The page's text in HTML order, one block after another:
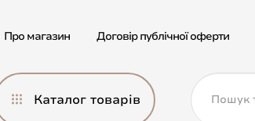
Про магазин Договір публічної оферти
Каталог товарів